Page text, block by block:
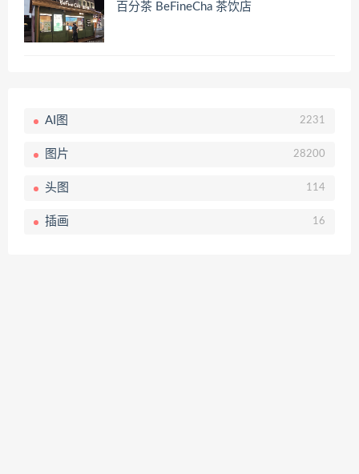
百分茶 BeFineCha 茶饮店
AI图 2231
图片 28200
头图 114
插画 16